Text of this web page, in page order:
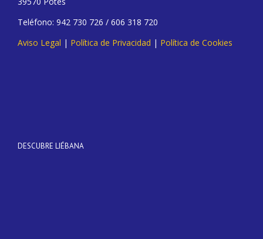
Teléfono: 942 730 726 / 606 318 720
Aviso Legal | Política de Privacidad | Política de Cookies
DESCUBRE LIÉBANA